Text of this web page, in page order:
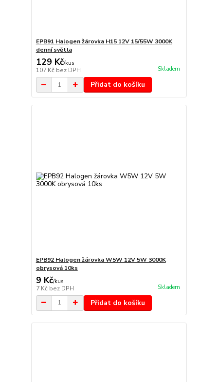
EPB91 Halogen žárovka H15 12V 15/55W 3000K
denní světla
129 Kč/kus
107 Kč bez DPH Skladem
Přidat do košíku
EPB92 Halogen žárovka W5W 12V 5W 3000K
obrysová 10ks
9 Kč/kus
7 Kč bez DPH Skladem
Přidat do košíku